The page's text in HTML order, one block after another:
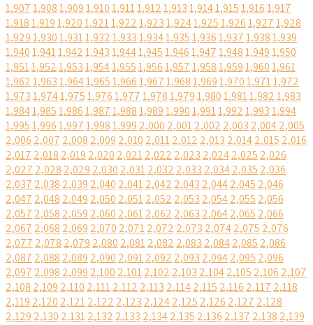
1,9071,9081,9091,9101,9111,9121,9131,9141,9151,9161,917
1,9181,9191,9201,9211,9221,9231,9241,9251,9261,9271,928
1,9291,9301,9311,9321,9331,9341,9351,9361,9371,9381,939
1,9401,9411,9421,9431,9441,9451,9461,9471,9481,9491,950
1,9511,9521,9531,9541,9551,9561,9571,9581,9591,9601,961
1,9621,9631,9641,9651,9661,9671,9681,9691,9701,9711,972
1,9731,9741,9751,9761,9771,9781,9791,9801,9811,9821,983
1,9841,9851,9861,9871,9881,9891,9901,9911,9921,9931,994
1,9951,9961,9971,9981,999 2,000 2,0012,002 2,003 2,0042,005
2,006 2,007 2,008 2,009 2,010 2,0112,012 2,013 2,0142,015 2,016
2,017 2,018 2,019 2,020 2,0212,022 2,023 2,0242,025 2,026
2,027 2,028 2,029 2,030 2,0312,032 2,033 2,0342,035 2,036
2,037 2,038 2,039 2,040 2,0412,042 2,043 2,0442,045 2,046
2,047 2,048 2,049 2,050 2,0512,052 2,053 2,0542,055 2,056
2,057 2,058 2,059 2,060 2,0612,062 2,063 2,0642,065 2,066
2,067 2,068 2,069 2,070 2,0712,072 2,073 2,0742,075 2,076
2,077 2,078 2,079 2,080 2,0812,082 2,083 2,0842,085 2,086
2,087 2,088 2,089 2,090 2,0912,092 2,093 2,0942,095 2,096
2,097 2,098 2,099 2,100 2,1012,102 2,103 2,1042,105 2,106 2,107
2,108 2,109 2,110 2,1112,112 2,113 2,1142,115 2,116 2,117 2,118
2,119 2,120 2,1212,122 2,123 2,1242,125 2,126 2,127 2,128
2,129 2,130 2,1312,132 2,133 2,1342,135 2,136 2,137 2,138 2,139